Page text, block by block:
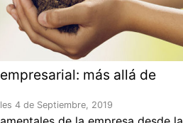
más allá de
4 de Septiembre, 2019